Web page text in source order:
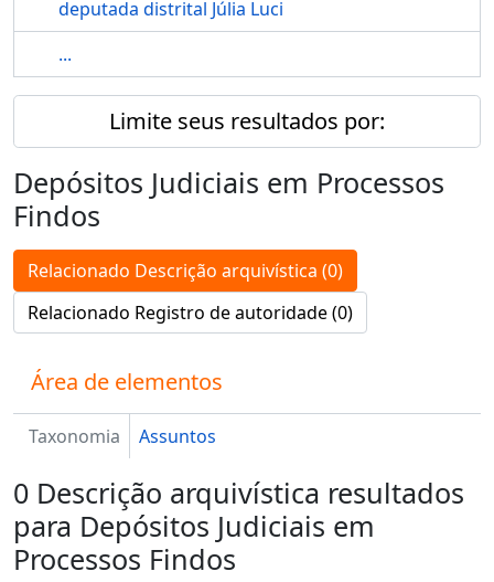
deputada distrital Júlia Luci
...
Limite seus resultados por:
Depósitos Judiciais em Processos
Findos
Relacionado Descrição arquivística (0)
Relacionado Registro de autoridade (0)
Área de elementos
Taxonomia Assuntos
0 Descrição arquivística resultados
para Depósitos Judiciais em
Processos Findos